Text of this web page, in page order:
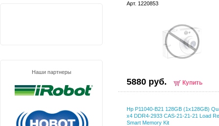
Арт. 1220853
5880 руб. Купить
Hp P11040-B21 128GB (1x128GB)
x4 DDR4-2933 CAS-21-21-21 Load
Smart Memory Kit
Наши партнеры